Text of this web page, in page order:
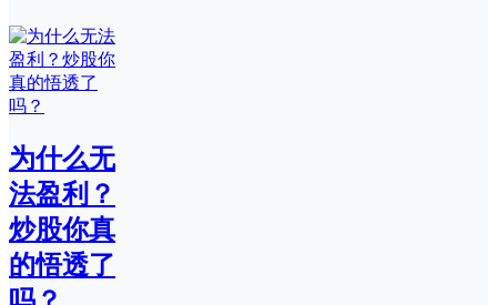
为什么无
法盈利？
炒股你真
的悟透了